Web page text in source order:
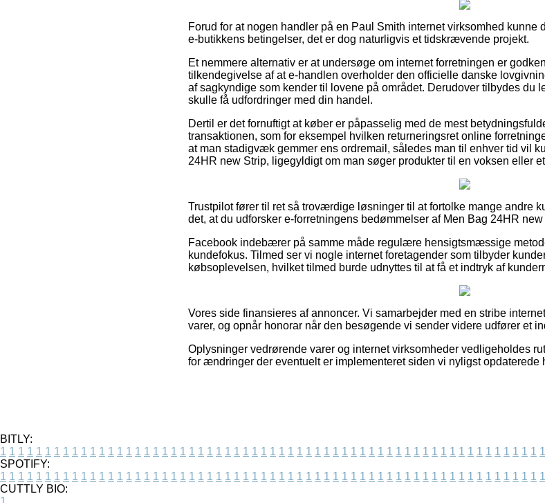
Forud for at nogen handler på en Paul Smith internet virksomhed
e-butikkens betingelser, det er dog naturligvis et tidskrævende projekt.
Et nemmere alternativ er at undersøge om internet forretningen er
tilkendegivelse af at e-handlen overholder den officielle danske
af sagkyndige som kender til lovene på området. Derudover tilbydes du
skulle få udfordringer med din handel.
Dertil er det fornuftigt at køber er påpasselig med de mest
transaktionen, som for eksempel hvilken returneringsret online
at man stadigvæk gemmer ens ordremail, således man til enhver tid vil
24HR new Strip, ligegyldigt om man søger produkter til en voksen eller
Trustpilot fører til ret så troværdige løsninger til at fortolke mange andre
det, at du udforsker e-forretningens bedømmelser af Men Bag 24HR
Facebook indebærer på samme måde regulære hensigtsmæssige
kundefokus. Tilmed ser vi nogle internet foretagender som tilbyder
købsoplevelsen, hvilket tilmed burde udnyttes til at få et indtryk af
Vores side finansieres af annoncer. Vi samarbejder med en stribe
varer, og opnår honorar når den besøgende vi sender videre udfører et
Oplysninger vedrørende varer og internet virksomheder vedligeholdes
for ændringer der eventuelt er implementeret siden vi nyligst opdaterede
BITLY:
1 1 1 1 1 1 1 1 1 1 1 1 1 1 1 1 1 1 1 1 1 1 1 1 1 1 1 1 1 1 1 1 1 1 1 1 1 1 1 1 1 1 1 1 1 1 1 1 1 1 1 1 1 1 1 1 1 1 1 1 1
SPOTIFY:
1 1 1 1 1 1 1 1 1 1 1 1 1 1 1 1 1 1 1 1 1 1 1 1 1 1 1 1 1 1 1 1 1 1 1 1 1 1 1 1 1 1 1 1 1 1 1 1 1 1 1 1 1 1 1 1 1 1 1 1 1
CUTTLY BIO: